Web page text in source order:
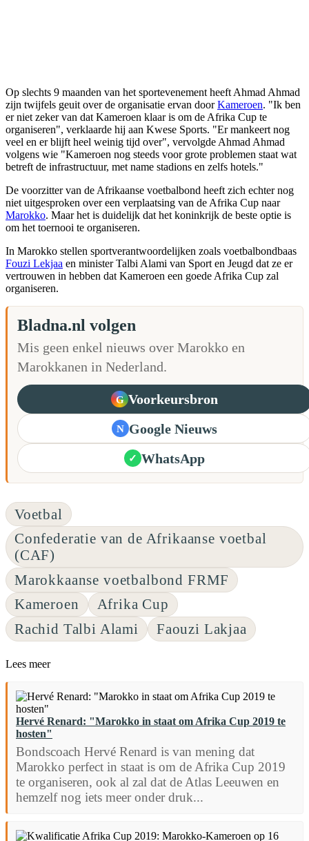
Op slechts 9 maanden van het sportevenement heeft Ahmad Ahmad
zijn twijfels geuit over de organisatie ervan doorKameroen. "Ik ben
er niet zeker van dat Kameroen klaar is om de Afrika Cup te
organiseren", verklaarde hij aan Kwese Sports. "Er mankeert nog
veel en er blijft heel weinig tijd over", vervolgde Ahmad Ahmad
volgens wie "Kameroen nog steeds voor grote problemen staat wat
betreft de infrastructuur, met name stadions en zelfs hotels."
De voorzitter van de Afrikaanse voetbalbond heeft zich echter nog
niet uitgesproken over een verplaatsing van de Afrika Cup naar
Marokko. Maar het is duidelijk dat het koninkrijk de beste optie is
om het toernooi te organiseren.
In Marokko stellen sportverantwoordelijken zoals voetbalbondbaas
Fouzi Lekjaa en minister Talbi Alami van Sport en Jeugd dat ze er
vertrouwen in hebben dat Kameroen een goede Afrika Cup zal
organiseren.
Bladna.nl volgen
Mis geen enkel nieuws over Marokko en
Marokkanen in Nederland.
G Voorkeursbron
N Google Nieuws
✓ WhatsApp
Voetbal
Confederatie van de Afrikaanse voetbal
(CAF)
Marokkaanse voetbalbond FRMF
Kameroen
Afrika Cup
Rachid Talbi Alami
Faouzi Lakjaa
Lees meer
Hervé Renard: "Marokko in staat om Afrika Cup 2019 te
hosten"
Bondscoach Hervé Renard is van mening dat
Marokko perfect in staat is om de Afrika Cup 2019
te organiseren, ook al zal dat de Atlas Leeuwen en
hemzelf nog iets meer onder druk...